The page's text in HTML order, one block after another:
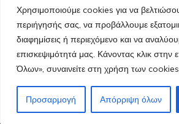
Χρησιμοποιούμε cookies για να
περιήγησής σας, να προβάλλουμε
διαφημίσεις ή περιεχόμενο και να
επισκεψιμότητά μας. Κάνοντας κλικ στην
Όλων», συναινείτε στη χρήση των
Προσαρμογή Απόρριψη όλων
ΕΦΟΕΠΑ
Επικοινωνία